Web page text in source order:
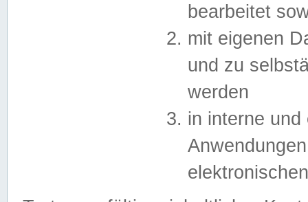
bearbeitet
mit eigenen
und zu
werden
in interne